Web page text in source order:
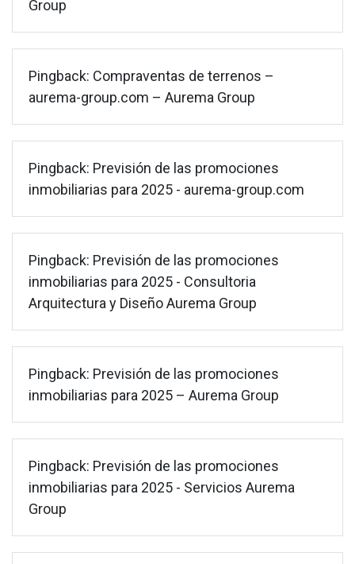
Group
Pingback: Compraventas de terrenos –
aurema-group.com – Aurema Group
Pingback: Previsión de las promociones
inmobiliarias para 2025 - aurema-group.com
Pingback: Previsión de las promociones
inmobiliarias para 2025 - Consultoria
Arquitectura y Diseño Aurema Group
Pingback: Previsión de las promociones
inmobiliarias para 2025 – Aurema Group
Pingback: Previsión de las promociones
inmobiliarias para 2025 - Servicios Aurema
Group